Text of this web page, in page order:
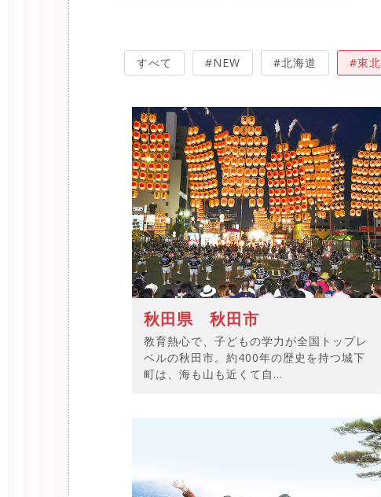
すべて #NEW #北海道 #東北
秋田県 秋田市
教育熱心で、子どもの学力が全国トップレ
ベルの秋田市。約400年の歴史を持つ城下
町は、海も山も近くて自...